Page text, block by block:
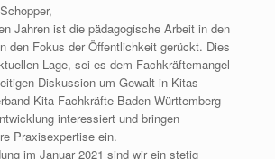
Jahren ist die pädagogische Arbeit in den
den Fokus der Öffentlichkeit gerückt. Dies
Lage, sei es dem Fachkräftemangel
Diskussion um Gewalt in Kitas
Kita-Fachkräfte Baden-Württemberg
interessiert und bringen
Praxisexpertise ein.
im Januar 2021 sind wir ein stetig